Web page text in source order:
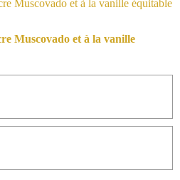
Muscovado et à la vanille